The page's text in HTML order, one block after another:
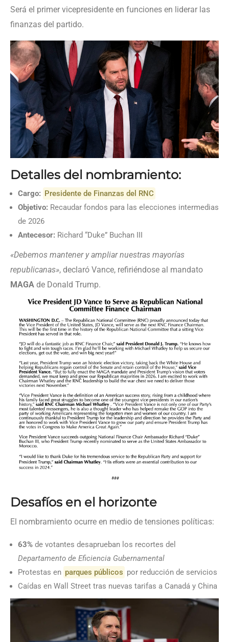
Será el primer vicepresidente en funciones en liderar las
finanzas del partido.
Detalles del nombramiento:
Cargo: Presidente de Finanzas del RNC
Objetivo: Recaudar fondos para las elecciones intermedias
de 2026
Antecesor: Richard “Duke” Buchan III
«Debemos mantener y ampliar nuestras mayorías
republicanas», declaró Vance, refiriéndose al mandato
MAGA de Donald Trump.
Desafíos en el horizonte
El nombramiento ocurre en medio de tensiones políticas:
63% de votantes desaprueban los recortes del
Departamento de Eficiencia Gubernamental
Protestas en parques públicos por reducción de servicios
Caídas en Wall Street tras nuevas tarifas a Canadá y China